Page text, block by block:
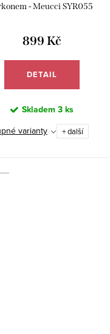
- Meucci SYR055
899 Kč
DETAIL
Skladem 3 ks
varianty
+ další